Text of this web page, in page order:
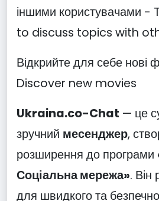
іншими користувачами
to discuss topics with
Відкрийте для себе нові
Discover new movies
Ukraina.co-Chat — це
зручний месенджер,
розширення до програми
Соціальна мережа». Він
для швидкого та